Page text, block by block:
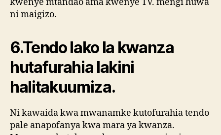
ni maigizo.
6.Tendo lako la kwanza
hutafurahia lakini
halitakuumiza.
Ni kawaida kwa mwanamke kutofurahia tendo
pale anapofanya kwa mara ya kwanza.